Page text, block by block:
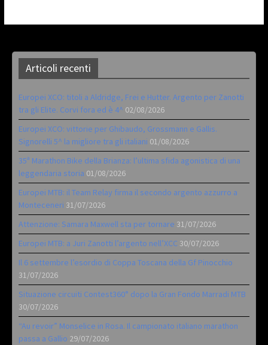
Articoli recenti
Europei XCO: titoli a Aldridge, Frei e Hutter. Argento per Zanotti
tra gli Elite. Corvi fora ed è 4^ 02/08/2026
Europei XCO: vittorie per Ghibaudo, Grossmann e Gallis.
Signorelli 5^ la migliore tra gli italiani 01/08/2026
35ª Marathon Bike della Brianza: l’ultima sfida agonistica di una
leggendaria storia 01/08/2026
Europei MTB: il Team Relay firma il secondo argento azzurro a
Monteceneri 31/07/2026
Attenzione: Samara Maxwell sta per tornare 31/07/2026
Europei MTB: a Juri Zanotti l’argento nell’XCC 30/07/2026
Il 6 settembre l’esordio di Coppa Toscana della Gf Pinocchio
31/07/2026
Situazione circuiti Contest360° dopo la Gran Fondo Marradi MTB
30/07/2026
“Au revoir” Monselice in Rosa. Il campionato italiano marathon
passa a Gallio 29/07/2026